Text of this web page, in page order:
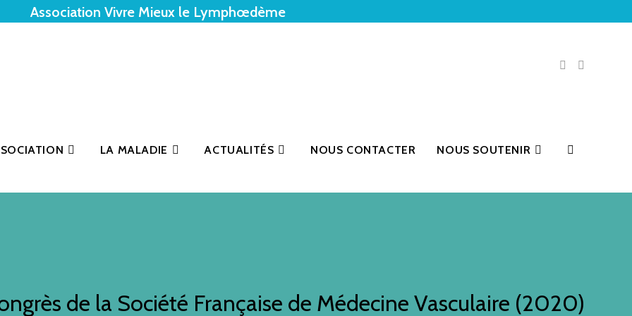
Association Vivre Mieux le Lymphœdème
LA MALADIE ACTUALITÉS NOUS CONTACTER NOUS SOUTENIR TOGGLE
de la Société Française de Médecine Vasculaire (2020)